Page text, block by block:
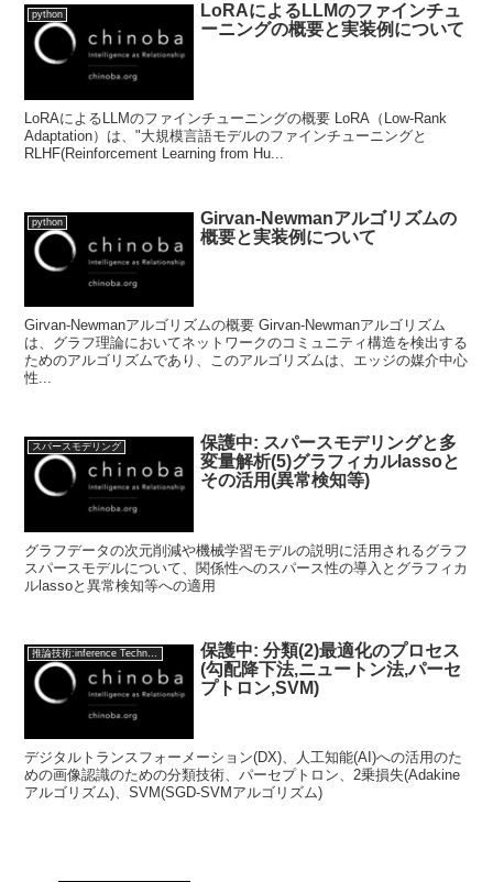
python
LoRAによるLLMのファインチュ
ーニングの概要と実装例について
LoRAによるLLMのファインチューニングの概要 LoRA（Low-Rank
Adaptation）は、"大規模言語モデルのファインチューニングと
RLHF(Reinforcement Learning from Hu...
python
Girvan-Newmanアルゴリズムの
概要と実装例について
Girvan-Newmanアルゴリズムの概要 Girvan-Newmanアルゴリズム
は、グラフ理論においてネットワークのコミュニティ構造を検出する
ためのアルゴリズムであり、このアルゴリズムは、エッジの媒介中心
性...
スパースモデリング
保護中: スパースモデリングと多
変量解析(5)グラフィカルlassoと
その活用(異常検知等)
グラフデータの次元削減や機械学習モデルの説明に活用されるグラフ
スパースモデルについて、関係性へのスパース性の導入とグラフィカ
ルlassoと異常検知等への適用
推論技術:inference Technology
保護中: 分類(2)最適化のプロセス
(勾配降下法,ニュートン法,パーセ
プトロン,SVM)
デジタルトランスフォーメーション(DX)、人工知能(AI)への活用のた
めの画像認識のための分類技術、パーセプトロン、2乗損失(Adakine
アルゴリズム)、SVM(SGD-SVMアルゴリズム)